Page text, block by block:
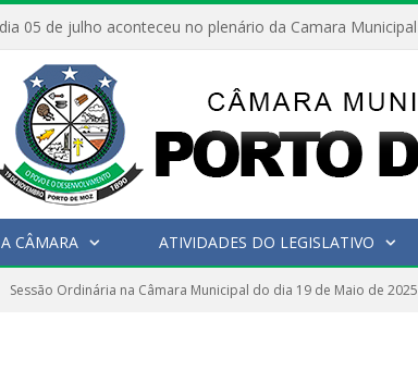
A CÂMARA ATIVIDADES DO LEGISLATIVO
Sessão Ordinária na Câmara Municipal do dia 19 de Maio de 2025